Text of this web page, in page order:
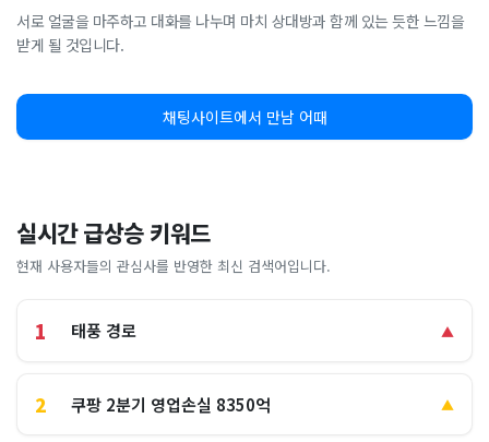
서로 얼굴을 마주하고 대화를 나누며 마치 상대방과 함께 있는 듯한 느낌을
받게 될 것입니다.
채팅사이트에서 만남 어때
실시간 급상승 키워드
현재 사용자들의 관심사를 반영한 최신 검색어입니다.
1 태풍 경로 ▲
2 쿠팡 2분기 영업손실 8350억 ▲